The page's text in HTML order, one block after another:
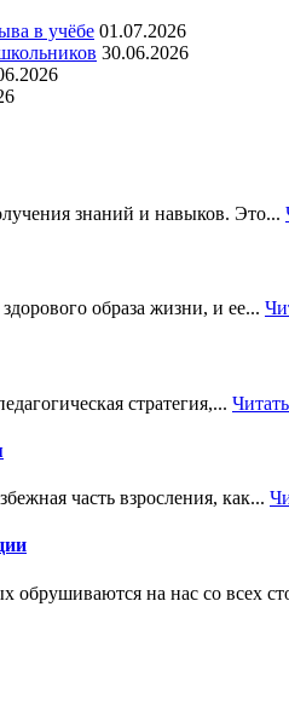
в учёбе 01.07.2026
30.06.2026
знаний и навыков. Это...
образа жизни, и ее...
стратегия,...
часть взросления, как...
на нас со всех